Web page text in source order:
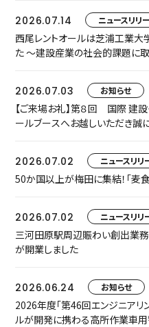
2026.07.14
ニュースリリ
西尾レントオールは芝浦工業大
た ～建設産業の社会的課題に
2026.07.03 お知らせ
【ご来場お礼】第８回 国際 建設
ールブースへお越しいただき誠
2026.07.02 ニュースリリ
50か国以上が梅田に集結！「麦
2026.07.02 ニュースリリ
三河田原駅周辺賑わい創出業務
が開業しました
2026.06.24 お知らせ
2026年度「第46回エンジニアリ
ルが開発に携わる高所作業車用